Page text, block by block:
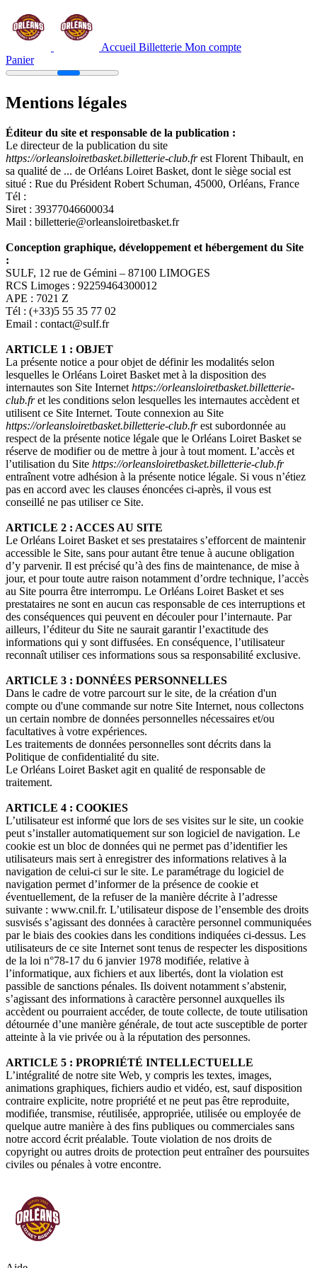
Accueil Billetterie Mon compte
Panier
Mentions légales
Éditeur du site et responsable de la publication :
Le directeur de la publication du site
https://orleansloiretbasket.billetterie-club.frest Florent Thibault, en
sa qualité de ... de Orléans Loiret Basket, dont le siège social est
situé : Rue du Président Robert Schuman, 45000, Orléans, France
Tél :
Siret : 39377046600034
Mail : billetterie@orleansloiretbasket.fr
Conception graphique, développement et hébergement du Site
:
SULF, 12 rue de Gémini – 87100 LIMOGES
RCS Limoges : 92259464300012
APE : 7021 Z
Tél : (+33)5 55 35 77 02
Email : contact@sulf.fr
ARTICLE 1 : OBJET
La présente notice a pour objet de définir les modalités selon
lesquelles le Orléans Loiret Basket met à la disposition des
internautes son Site Internet https://orleansloiretbasket.billetterie-
club.fret les conditions selon lesquelles les internautes accèdent et
utilisent ce Site Internet. Toute connexion au Site
https://orleansloiretbasket.billetterie-club.frest subordonnée au
respect de la présente notice légale que le Orléans Loiret Basket se
réserve de modifier ou de mettre à jour à tout moment. L’accès et
l’utilisation du Site https://orleansloiretbasket.billetterie-club.fr
entraînent votre adhésion à la présente notice légale. Si vous n’étiez
pas en accord avec les clauses énoncées ci-après, il vous est
conseillé ne pas utiliser ce Site.
ARTICLE 2 : ACCES AU SITE
Le Orléans Loiret Basket et ses prestataires s’efforcent de maintenir
accessible le Site, sans pour autant être tenue à aucune obligation
d’y parvenir. Il est précisé qu’à des fins de maintenance, de mise à
jour, et pour toute autre raison notamment d’ordre technique, l’accès
au Site pourra être interrompu. Le Orléans Loiret Basket et ses
prestataires ne sont en aucun cas responsable de ces interruptions et
des conséquences qui peuvent en découler pour l’internaute. Par
ailleurs, l’éditeur du Site ne saurait garantir l’exactitude des
informations qui y sont diffusées. En conséquence, l’utilisateur
reconnaît utiliser ces informations sous sa responsabilité exclusive.
ARTICLE 3 : DONNÉES PERSONNELLES
Dans le cadre de votre parcourt sur le site, de la création d'un
compte ou d'une commande sur notre Site Internet, nous collectons
un certain nombre de données personnelles nécessaires et/ou
facultatives à votre expériences.
Les traitements de données personnelles sont décrits dans la
Politique de confidentialité du site.
Le Orléans Loiret Basket agit en qualité de responsable de
traitement.
ARTICLE 4 : COOKIES
L’utilisateur est informé que lors de ses visites sur le site, un cookie
peut s’installer automatiquement sur son logiciel de navigation. Le
cookie est un bloc de données qui ne permet pas d’identifier les
utilisateurs mais sert à enregistrer des informations relatives à la
navigation de celui-ci sur le site. Le paramétrage du logiciel de
navigation permet d’informer de la présence de cookie et
éventuellement, de la refuser de la manière décrite à l’adresse
suivante : www.cnil.fr. L’utilisateur dispose de l’ensemble des droits
susvisés s’agissant des données à caractère personnel communiquées
par le biais des cookies dans les conditions indiquées ci-dessus. Les
utilisateurs de ce site Internet sont tenus de respecter les dispositions
de la loi n°78-17 du 6 janvier 1978 modifiée, relative à
l’informatique, aux fichiers et aux libertés, dont la violation est
passible de sanctions pénales. Ils doivent notamment s’abstenir,
s’agissant des informations à caractère personnel auxquelles ils
accèdent ou pourraient accéder, de toute collecte, de toute utilisation
détournée d’une manière générale, de tout acte susceptible de porter
atteinte à la vie privée ou à la réputation des personnes.
ARTICLE 5 : PROPRIÉTÉ INTELLECTUELLE
L’intégralité de notre site Web, y compris les textes, images,
animations graphiques, fichiers audio et vidéo, est, sauf disposition
contraire explicite, notre propriété et ne peut pas être reproduite,
modifiée, transmise, réutilisée, appropriée, utilisée ou employée de
quelque autre manière à des fins publiques ou commerciales sans
notre accord écrit préalable. Toute violation de nos droits de
copyright ou autres droits de protection peut entraîner des poursuites
civiles ou pénales à votre encontre.